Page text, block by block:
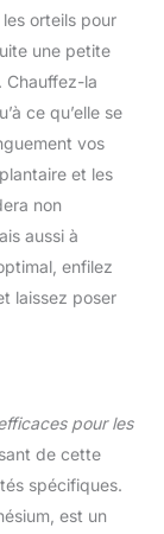
orteils pour
une petite
Chauffez-la
ce qu’elle se
vos
et les
non
aussi à
enfilez
laissez poser
pour les
de cette
spécifiques.
est un